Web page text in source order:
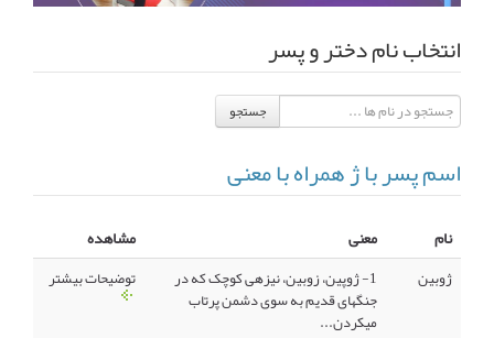
انجمن متخصصین زنان و اوما
فهرست مواد غذایی اپلیکیشن بارداری و کودک اوما
تماس با ما
انتخاب نام دختر و پسر
جستجو
اسم پسر با ژ همراه با معنی
نام معنی مشاهده
ژوبین 1- ژوپین، زوبین، نیزهی کوچک که در
جنگهای قدیم به سوی دشمن پرتاب
میکردن...
توضیحات بیشتر